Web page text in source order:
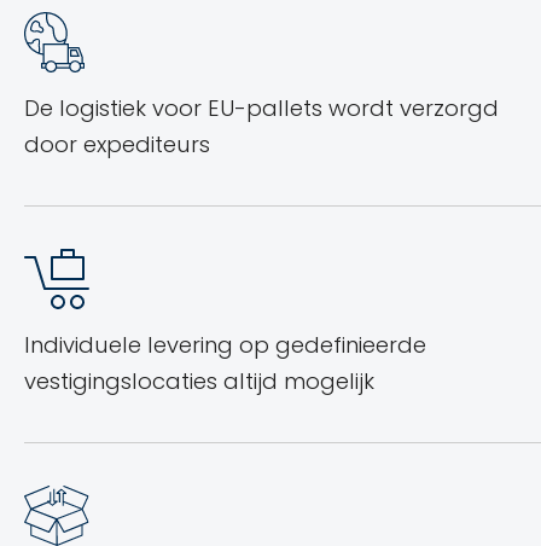
De logistiek voor EU-pallets wordt verzorgd
door expediteurs
Individuele levering op gedefinieerde
vestigingslocaties altijd mogelijk